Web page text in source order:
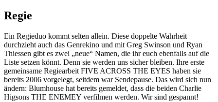
Regie
Ein Regieduo kommt selten allein. Diese doppelte Wahrheit
durchzieht auch das Genrekino und mit Greg Swinson und Ryan
Thiessen gibt es zwei „neue“ Namen, die ihr euch ebenfalls auf die
Liste setzen könnt. Denn sie werden uns sicher bleiben. Ihre erste
gemeinsame Regiearbeit FIVE ACROSS THE EYES haben sie
bereits 2006 vorgelegt, seitdem war Sendepause. Das wird sich nun
ändern: Blumhouse hat bereits gemeldet, dass die beiden Charlie
Higsons THE ENEMEY verfilmen werden. Wir sind gespannt!